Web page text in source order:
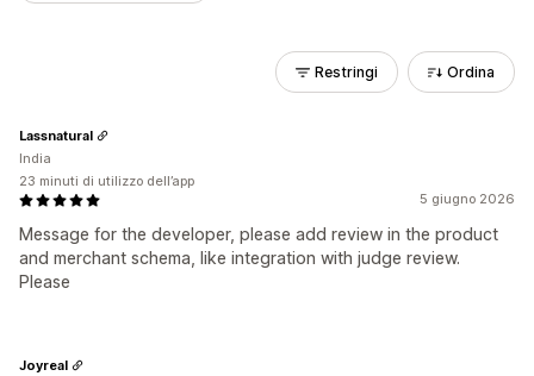
Restringi Ordina
5 giugno 2026
Message for the developer, please add review in the product
and merchant schema, like integration with judge review.
Please
Lassnatural
India
23 minuti di utilizzo dell’app
Joyreal